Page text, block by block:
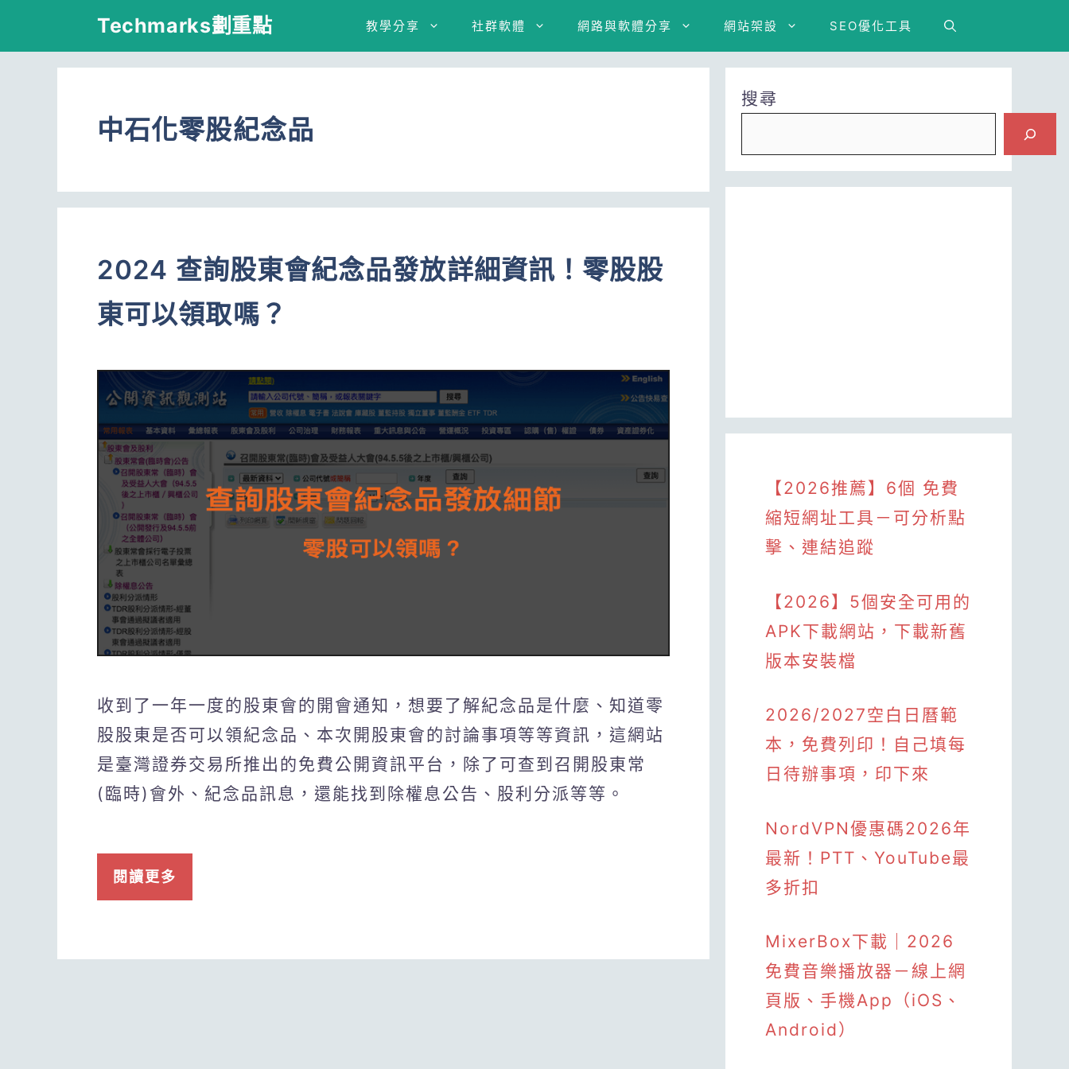
Techmarks劃重點 教學分享 社群軟體 網路與軟體分享 網站架設 SEO優化工具
中石化零股紀念品
2024 查詢股東會紀念品發放詳細資訊！零股股
東可以領取嗎？
收到了一年一度的股東會的開會通知，想要了解紀念品是什麼、知道零
股股東是否可以領紀念品、本次開股東會的討論事項等等資訊，這網站
是臺灣證券交易所推出的免費公開資訊平台，除了可查到召開股東常
(臨時)會外、紀念品訊息，還能找到除權息公告、股利分派等等。
閱讀更多
搜尋
【2026推薦】6個 免費
縮短網址工具－可分析點
擊、連結追蹤
【2026】5個安全可用的
APK下載網站，下載新舊
版本安裝檔
2026/2027空白日曆範
本，免費列印！自己填每
日待辦事項，印下來
NordVPN優惠碼2026年
最新！PTT、YouTube最
多折扣
MixerBox下載｜2026
免費音樂播放器－線上網
頁版、手機App（iOS、
Android）